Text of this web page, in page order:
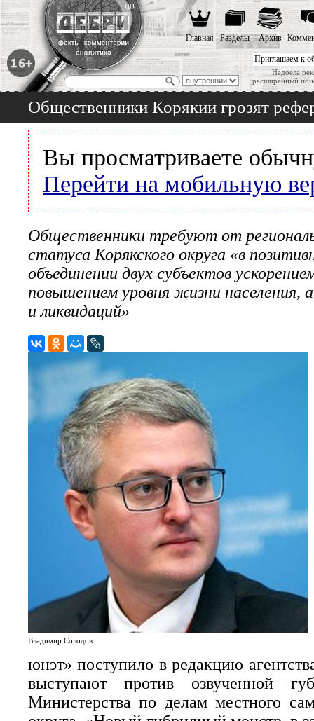
Приглашаем к
Надоела
расширенный
Главная Разделы Архив
Общественники Корякии грозят
Вы просматриваете
Перейти на мобильную
Общественники требуют от
статуса Корякского округа «в
объединении двух субъектов
повышением уровня жизни населения,
и ликвидаций»
Владимир Солодов
юнэт» поступило в редакцию
выступают против озвученной
Министерства по делам местного